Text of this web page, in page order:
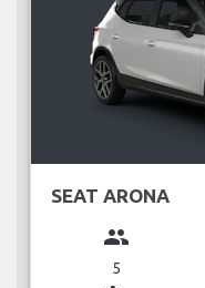
SEAT ARONA
group
5